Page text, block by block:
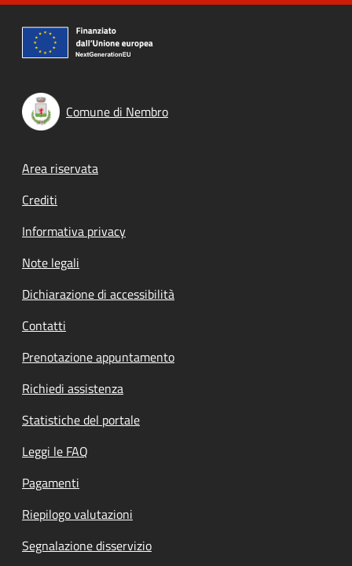
Comune di Nembro
Footer menu
Area riservata
Crediti
Informativa privacy
Note legali
Dichiarazione di accessibilità
Contatti
Prenotazione appuntamento
Richiedi assistenza
Statistiche del portale
Leggi le FAQ
Pagamenti
Riepilogo valutazioni
Segnalazione disservizio